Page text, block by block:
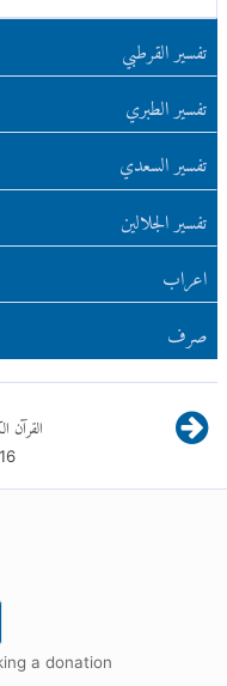
تفسير القرطبي
تفسير الطبري
تفسير السعدي
تفسير الجلالين
اعراب
صرف
القرآن
16
a donation